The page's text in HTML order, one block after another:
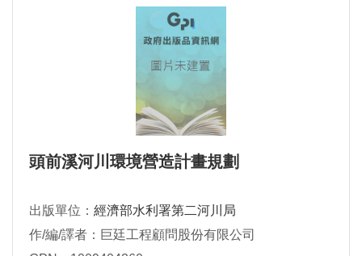
頭前溪河川環境營造計畫規劃
出版單位： 經濟部水利署第二河川局
作/編/譯者：巨廷工程顧問股份有限公司